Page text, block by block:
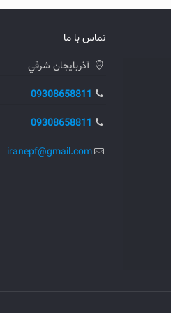
تماس با ما
آذربايجان شرقي
09308658811
09308658811
iranepf@gmail.com